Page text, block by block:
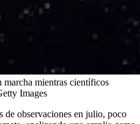
mientras científicos
Images
de observaciones en julio, poco